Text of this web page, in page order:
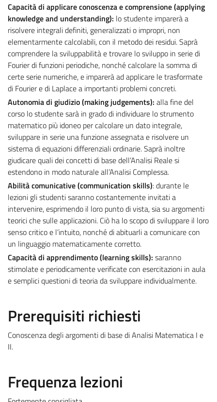
Capacità di applicare conoscenza e comprensione (applying
knowledge and understanding): lo studente imparerà a
risolvere integrali definiti, generalizzati o impropri, non
elementarmente calcolabili, con il metodo dei residui. Saprà
comprendere la sviluppabilità e trovare lo sviluppo in serie di
Fourier di funzioni periodiche, nonché calcolare la somma di
certe serie numeriche, e imparerà ad applicare le trasformate
di Fourier e di Laplace a importanti problemi concreti.
Autonomia di giudizio (making judgements): alla fine del
corso lo studente sarà in grado di individuare lo strumento
matematico più idoneo per calcolare un dato integrale,
sviluppare in serie una funzione assegnata e risolvere un
sistema di equazioni differenziali ordinarie. Saprà inoltre
giudicare quali dei concetti di base dell’Analisi Reale si
estendono in modo naturale all’Analisi Complessa.
Abilità comunicative (communication skills): durante le
lezioni gli studenti saranno costantemente invitati a
intervenire, esprimendo il loro punto di vista, sia su argomenti
teorici che sulle applicazioni. Ciò ha lo scopo di sviluppare il loro
senso critico e l’intuito, nonché di abituarli a comunicare con
un linguaggio matematicamente corretto.
Capacità di apprendimento (learning skills): saranno
stimolate e periodicamente verificate con esercitazioni in aula
e semplici questioni di teoria da sviluppare individualmente.
Prerequisiti richiesti
Conoscenza degli argomenti di base di Analisi Matematica I e
II.
Frequenza lezioni